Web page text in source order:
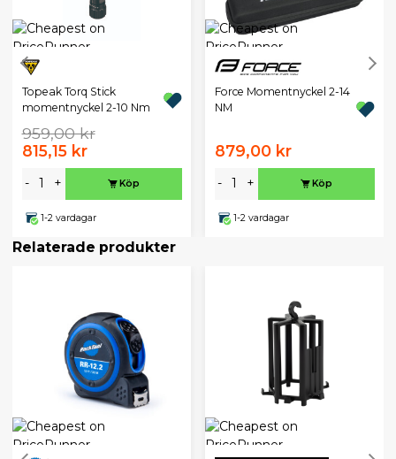
Topeak Torq Stick
momentnyckel 2-10 Nm
959,00 kr
815,15 kr
- + Köp
1-2 vardagar
Force Momentnyckel 2-14
NM
879,00 kr
- + Köp
1-2 vardagar
Relaterade produkter